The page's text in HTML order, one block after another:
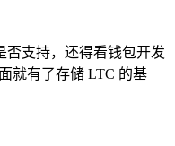
否支持，还得看钱包开发
就有了存储 LTC 的基